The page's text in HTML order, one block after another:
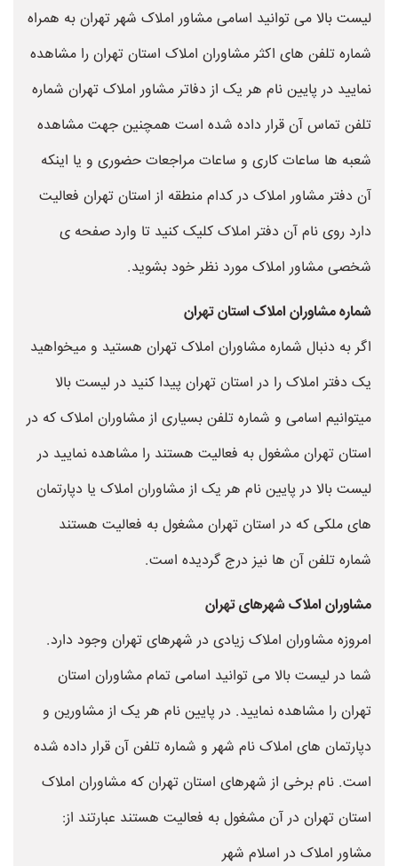
لیست بالا می توانید اسامی مشاور املاک شهر تهران به همراه
شماره تلفن های اکثر مشاوران املاک استان تهران را مشاهده
نمایید در پایین نام هر یک از دفاتر مشاور املاک تهران شماره
تلفن تماس آن قرار داده شده است همچنین جهت مشاهده
شعبه ها ساعات کاری و ساعات مراجعات حضوری و یا اینکه
آن دفتر مشاور املاک در کدام منطقه از استان تهران فعالیت
دارد روی نام آن دفتر املاک کلیک کنید تا وارد صفحه ی
شخصی مشاور املاک مورد نظر خود بشوید.
شماره مشاوران املاک استان تهران
اگر به دنبال شماره مشاوران املاک تهران هستید و میخواهید
یک دفتر املاک را در استان تهران پیدا کنید در لیست بالا
میتوانیم اسامی و شماره تلفن بسیاری از مشاوران املاک که در
استان تهران مشغول به فعالیت هستند را مشاهده نمایید در
لیست بالا در پایین نام هر یک از مشاوران املاک یا دپارتمان
های ملکی که در استان تهران مشغول به فعالیت هستند
شماره تلفن آن ها نیز درج گردیده است.
مشاوران املاک شهرهای تهران
امروزه مشاوران املاک زیادی در شهرهای تهران وجود دارد.
شما در لیست بالا می توانید اسامی تمام مشاوران استان
تهران را مشاهده نمایید. در پایین نام هر یک از مشاورین و
دپارتمان های املاک نام شهر و شماره تلفن آن قرار داده شده
است. نام برخی از شهرهای استان تهران که مشاوران املاک
استان تهران در آن مشغول به فعالیت هستند عبارتند از:
مشاور املاک در اسلام شهر